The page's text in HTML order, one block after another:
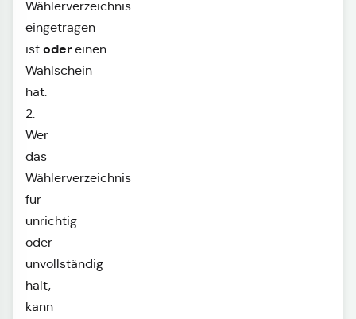
Wählerverzeichnis
eingetragen
ist oder einen
Wahlschein
hat.
2.
Wer
das
Wählerverzeichnis
für
unrichtig
oder
unvollständig
hält,
kann